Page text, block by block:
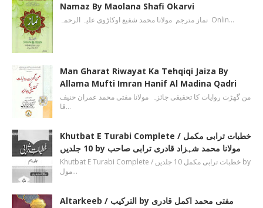
Namaz By Maolana Shafi Okarvi
نماز مترجم مولانا محمد شفیع اوکاڑوی علیہ الرحمہ Onlin…
Man Gharat Riwayat Ka Tehqiqi Jaiza By
Allama Mufti Imran Hanif Al Madina Qadri
من گھڑت روایات کا تحقیقی جائزہ مولانا مفتی محمد عمران حنیف
قا…
Khutbat E Turabi Complete / خطبات ترابی مکمل
10 جلدیں by مولانا محمد شہزاد قادری ترابی صاحب
Khutbat E Turabi Complete / خطبات ترابی مکمل 10 جلدیں by
مول…
Altarkeeb / الترکیب by مفتی محمد اکمل قادری